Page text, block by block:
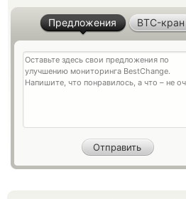
Предложения BTC-кран